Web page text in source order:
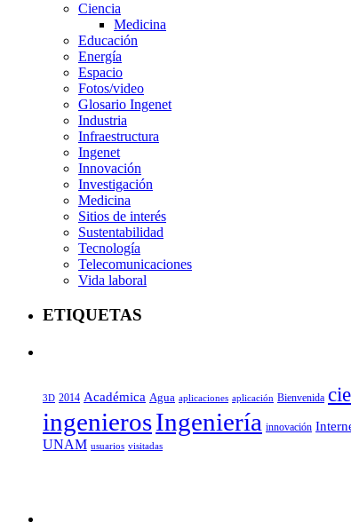
Ciencia
Medicina
Educación
Energía
Espacio
Fotos/video
Glosario Ingenet
Industria
Infraestructura
Ingenet
Innovación
Investigación
Medicina
Sitios de interés
Sustentabilidad
Tecnología
Telecomunicaciones
Vida laboral
ETIQUETAS
3D 2014 Académica Agua aplicaciones aplicación Bienvenida
ingenierosIngeniería innovación
UNAM usuarios visitadas